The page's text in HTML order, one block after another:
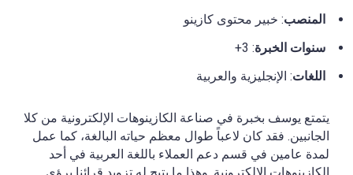
المنصب: خبير محتوى كازينو
سنوات الخبرة: 3+
اللغات: الإنجليزية والعربية
يتمتع يوسف بخبرة في صناعة الكازينوهات الإلكترونية من كلا
الجانبين. فقد كان لاعباً طوال معظم حياته البالغة، كما عمل
لمدة عامين في قسم دعم العملاء باللغة العربية في أحد